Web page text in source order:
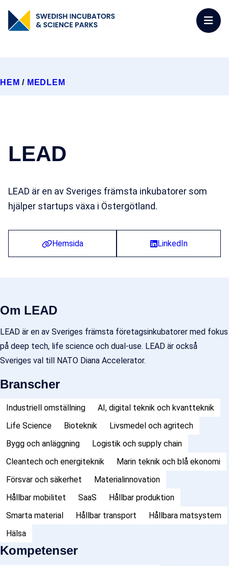
HEM / MEDLEM
LEAD
LEAD är en av Sveriges främsta inkubatorer som
hjälper startups växa i Östergötland.
Hemsida LinkedIn
Om LEAD
LEAD är en av Sveriges främsta företagsinkubatorer med fokus
på deep tech, life science och dual-use. LEAD är också
Sveriges val till NATO Diana Accelerator.
Branscher
Industriell omställning
AI, digital teknik och kvantteknik
Life Science
Bioteknik
Livsmedel och agritech
Bygg och anläggning
Logistik och supply chain
Cleantech och energiteknik
Marin teknik och blå ekonomi
Försvar och säkerhet
Materialinnovation
Hållbar mobilitet
SaaS
Hållbar produktion
Smarta material
Hållbar transport
Hållbara matsystem
Hälsa
Kompetenser